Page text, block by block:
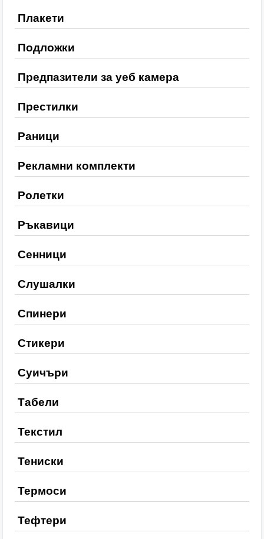
Плакети
Подложки
Предпазители за уеб камера
Престилки
Раници
Рекламни комплекти
Ролетки
Ръкавици
Сенници
Слушалки
Спинери
Стикери
Суичъри
Табели
Текстил
Тениски
Термоси
Тефтери